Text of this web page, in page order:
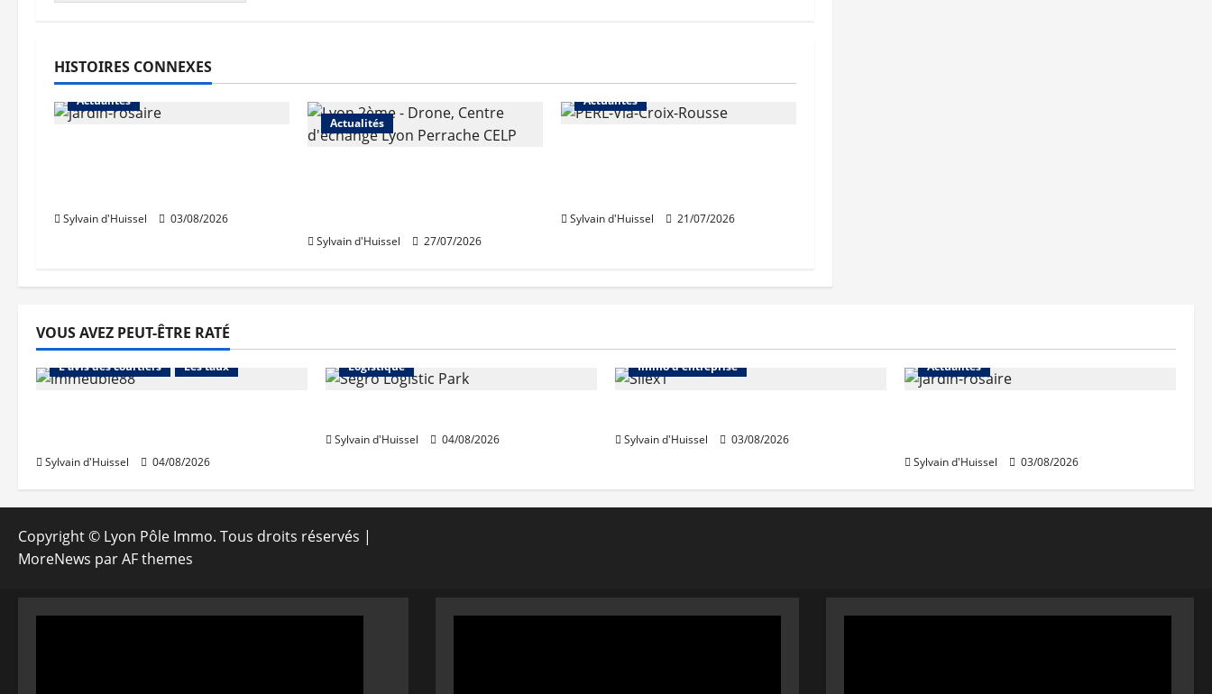
HISTOIRES CONNEXES
Actualités
Sylvain d'Huissel 03/08/2026
Actualités
Sylvain d'Huissel 27/07/2026
Actualités
Sylvain d'Huissel 21/07/2026
VOUS AVEZ PEUT-ÊTRE RATÉ
Abonnés
Financement
L'avis des courtiers
Les taux
Sylvain d'Huissel 04/08/2026
Logistique
Sylvain d'Huissel 04/08/2026
Immo d'entreprise
Sylvain d'Huissel 03/08/2026
Actualités
Sylvain d'Huissel 03/08/2026
Copyright © Lyon Pôle Immo. Tous droits réservés |
MoreNews par AF themes